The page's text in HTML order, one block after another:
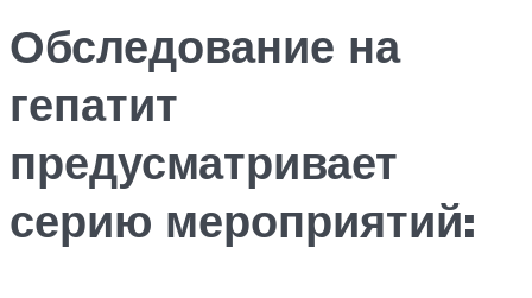
Обследование на
гепатит
предусматривает
серию мероприятий: